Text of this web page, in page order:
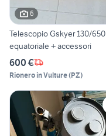
6
Telescopio Gskyer 130/650
equatoriale + accessori
600 €
Rionero in Vulture(PZ)